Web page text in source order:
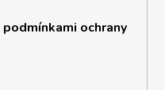
podmínkami ochrany